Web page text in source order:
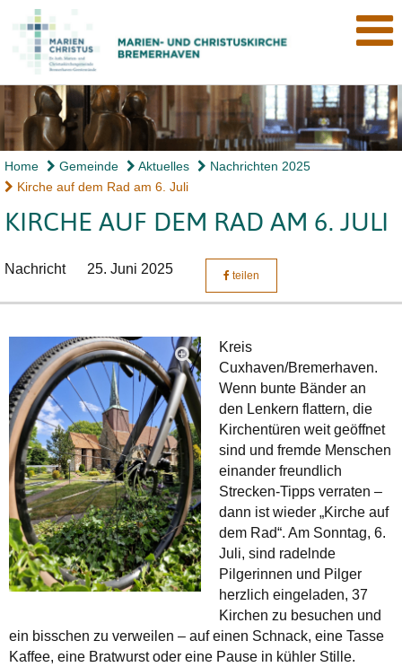
Home Gemeinde Aktuelles
Nachrichten 2025
Kirche auf dem Rad am 6. Juli
KIRCHE AUF DEM RAD AM 6. JULI
Nachricht 25. Juni 2025 teilen
Kreis
Cuxhaven/Bremerhaven.
Wenn bunte Bänder an
den Lenkern flattern, die
Kirchentüren weit geöffnet
sind und fremde Menschen
einander freundlich
Strecken-Tipps verraten –
dann ist wieder „Kirche auf
dem Rad“. Am Sonntag, 6.
Juli, sind radelnde
Pilgerinnen und Pilger
herzlich eingeladen, 37
Kirchen zu besuchen und
ein bisschen zu verweilen – auf einen Schnack, eine Tasse
Kaffee, eine Bratwurst oder eine Pause in kühler Stille.